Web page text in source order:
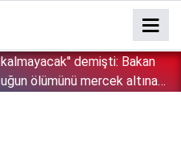
demişti: Bakan
ölümünü mercek altına